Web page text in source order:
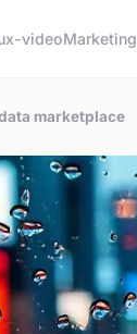
videoMarketing
marketplace